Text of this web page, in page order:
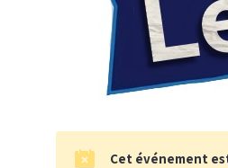
Cet événement